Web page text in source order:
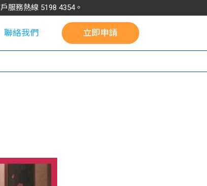
服務熱線 5198 4354。
聯絡我們 立即申請